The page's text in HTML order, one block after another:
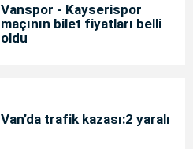
Vanspor - Kayserispor
maçının bilet fiyatları belli
oldu
Van’da trafik kazası:2 yaralı